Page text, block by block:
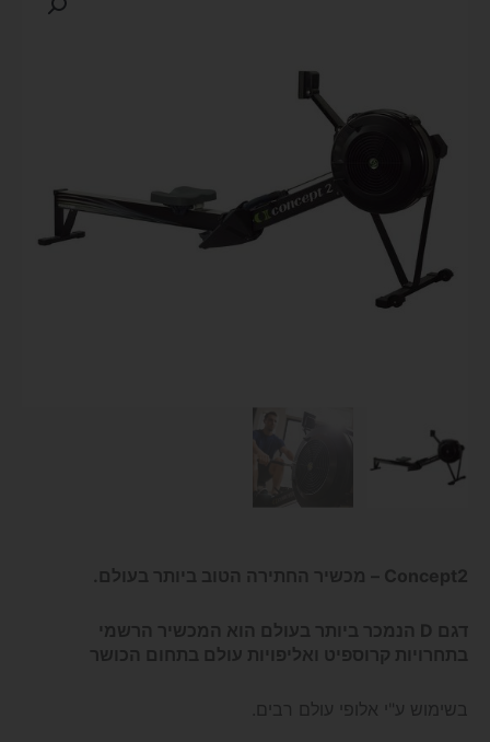
Concept2 – מכשיר החתירה הטוב ביותר בעולם.
דגם D הנמכר ביותר בעולם הוא המכשיר הרשמי
בתחרויות קרוספיט ואליפויות עולם בתחום הכושר
בשימוש ע"י אלופי עולם רבים.